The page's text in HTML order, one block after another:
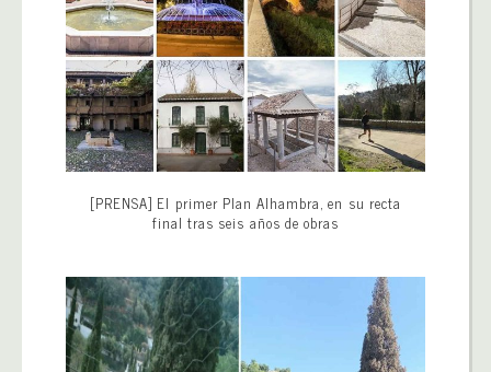
[PRENSA] El primer Plan Alhambra, en su recta
final tras seis años de obras